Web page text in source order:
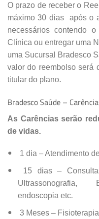
O prazo de receber o
máximo 30 dias após o
necessários contendo
Clínica ou entregar uma
uma Sucursal Bradesco
valor do reembolso será
titular do plano.
Bradesco Saúde –
As Carências serão
de vidas.
1 dia – Atendimento
15 dias –
Ultrassonografia,
endoscopia etc.
3 Meses – Fisioterapia